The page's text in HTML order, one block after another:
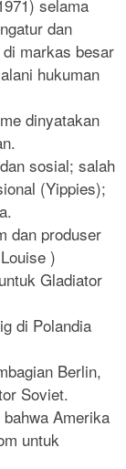
selama
dan
markas besar
hukuman
dinyatakan
sosial; salah
(Yippies);
dan produser
)
Gladiator
di Polandia
Berlin,
Soviet.
Amerika
untuk